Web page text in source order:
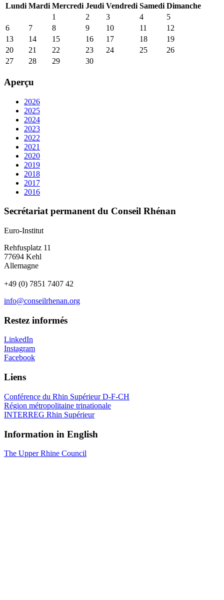
Lundi Mardi Mercredi Jeudi Vendredi Samedi Dimanche
1
2 3 4
5
6
7 8 9 10 11
12
13
14 15 16 17 18
19
20
21 22 23 24 25
26
27
28 29 30
Aperçu
2026
2025
2024
2023
2022
2021
2020
2019
2018
2017
2016
Secrétariat permanent du Conseil Rhénan
Euro-Institut
Rehfusplatz 11
77694 Kehl
Allemagne
+49 (0) 7851 7407 42
info@conseilrhenan.org
Restez informés
LinkedIn
Instagram
Facebook
Liens
Conférence du Rhin Supérieur D-F-CH
Région métropolitaine trinationale
INTERREG Rhin Supérieur
Information in English
The Upper Rhine Council